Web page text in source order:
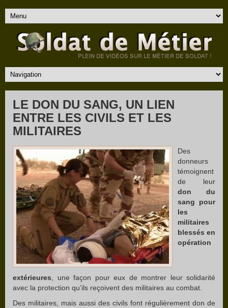
LE DON DU SANG, UN LIEN
ENTRE LES CIVILS ET LES
MILITAIRES
Des
donneurs
témoignent
de leur
don du
sang pour
les
militaires
blessés en
opération
extérieures , une façon pour eux de montrer leur solidarité
avec la protection qu’ils reçoivent des militaires au combat.
Des militaires, mais aussi des civils font régulièrement don de